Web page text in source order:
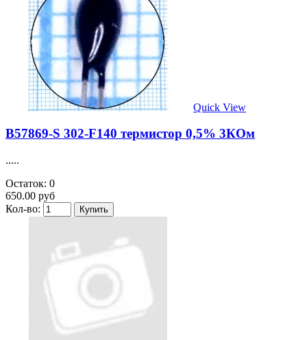
Quick View
B57869-S 302-F140 термистор 0,5% 3КОм
.....
Остаток: 0
650.00 руб
Кол-во: